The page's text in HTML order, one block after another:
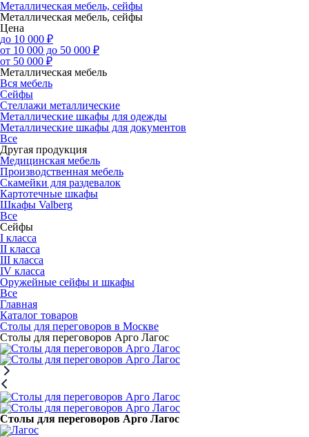
Металлическая мебель, сейфы
Металлическая мебель, сейфы
Цена
до 10 000 ₽
от 10 000 до 50 000 ₽
от 50 000 ₽
Металлическая мебель
Вся мебель
Сейфы
Стеллажи металлические
Металлические шкафы для одежды
Металлические шкафы для документов
Все
Другая продукция
Медицинская мебель
Производственная мебель
Скамейки для раздевалок
Картотечные шкафы
Шкафы Valberg
Все
Сейфы
I класса
II класса
III класса
IV класса
Оружейные сейфы и шкафы
Все
Главная
Каталог товаров
Столы для переговоров в Москве
Столы для переговоров Арго Лагос
Столы для переговоров Арго Лагос